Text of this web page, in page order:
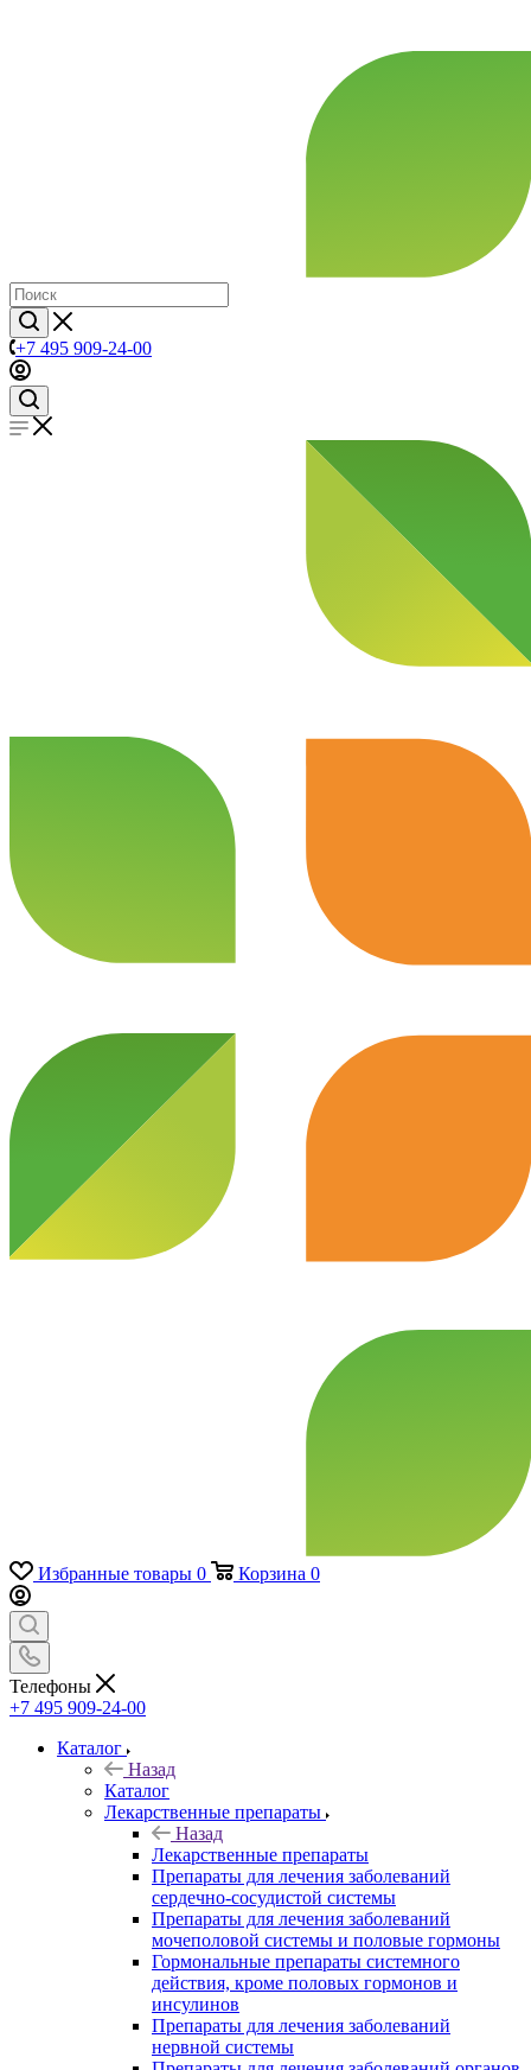
+7 495 909-24-00
Избранные товары 0 Корзина 0
Телефоны
+7 495 909-24-00
Каталог
Назад
Каталог
Лекарственные препараты
Назад
Лекарственные препараты
Препараты для лечения заболеваний
сердечно-сосудистой системы
Препараты для лечения заболеваний
мочеполовой системы и половые гормоны
Гормональные препараты системного
действия, кроме половых гормонов и
инсулинов
Препараты для лечения заболеваний
нервной системы